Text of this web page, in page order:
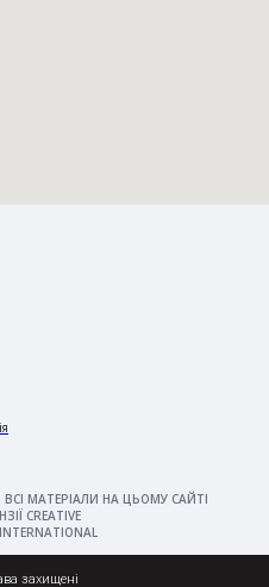
МАТЕРІАЛИ НА ЦЬОМУ САЙТІ
CREATIVE
захищені